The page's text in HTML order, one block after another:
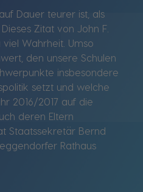
Dauer teurer ist, als
Zitat von John F.
Wahrheit. Umso
den unsere Schulen
insbesondere
setzt und welche
2016/2017 auf die
deren Eltern
Staatssekretär Bernd
Rathaus